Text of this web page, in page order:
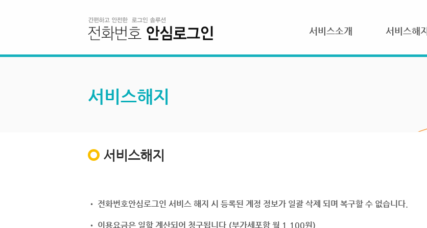
서비스소개 서비스해지
서비스해지
서비스해지
• 전화번호안심로그인 서비스 해지 시 등록된 계정 정보가 일괄 삭제 되며 복구할 수 없습니다.
• 이용요금은 일할 계산되어 청구됩니다.(부가세포함 월 1,100원)